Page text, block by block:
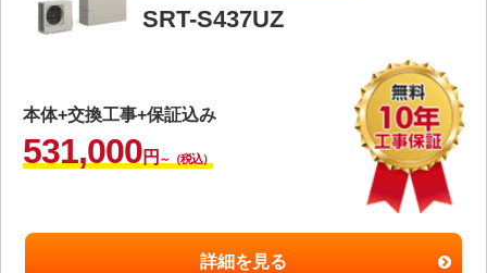
SRT-S437UZ
本体+交換工事+保証込み
531,000円 ～（税込）
詳細を見る